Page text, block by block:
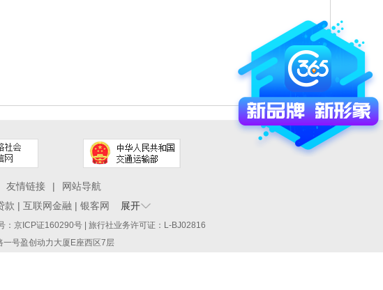
友情链接 |
网站导航
款 | 互联网金融 | 银客网 展开
京ICP证160290号 | 旅行社业务许可证：L-BJ02816
号盈创动力大厦E座西区7层